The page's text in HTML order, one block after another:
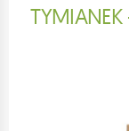
TYMIANEK